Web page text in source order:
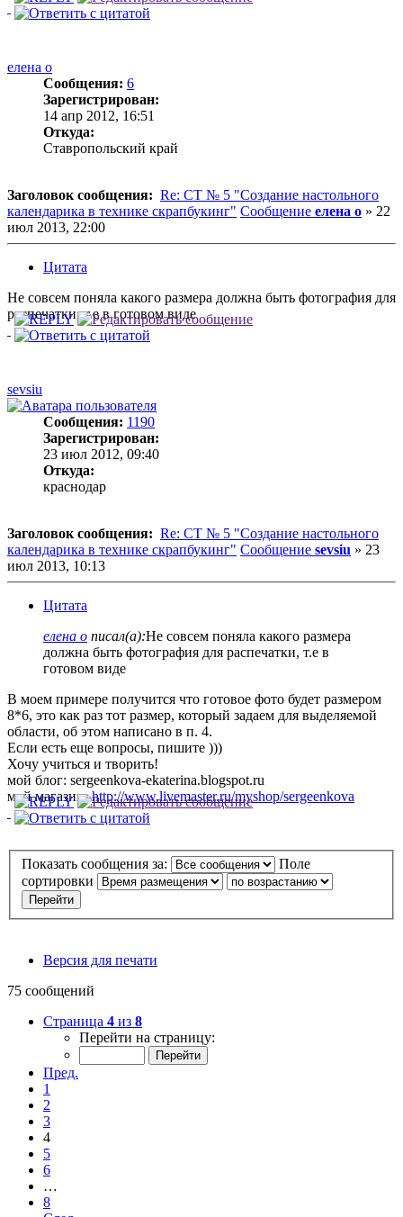
елена о
Сообщения: 6
Зарегистрирован:
14 апр 2012, 16:51
Откуда:
Ставропольский край
Заголовок сообщения: Re: СТ № 5 "Создание настольного
календарика в технике скрапбукинг" Сообщение елена о » 22
июл 2013, 22:00
Цитата
Не совсем поняла какого размера должна быть фотография для
распечатки, т.е в готовом виде
sevsiu
Сообщения: 1190
Зарегистрирован:
23 июл 2012, 09:40
Откуда:
краснодар
Заголовок сообщения: Re: СТ № 5 "Создание настольного
календарика в технике скрапбукинг" Сообщение sevsiu » 23
июл 2013, 10:13
Цитата
елена о писал(а):Не совсем поняла какого размера
должна быть фотография для распечатки, т.е в
готовом виде
В моем примере получится что готовое фото будет размером
8*6, это как раз тот размер, который задаем для выделяемой
области, об этом написано в п. 4.
Если есть еще вопросы, пишите )))
Хочу учиться и творить!
мой блог: sergeenkova-ekaterina.blogspot.ru
мой магазин:http://www.livemaster.ru/myshop/sergeenkova
Показать сообщения за:
Поле
сортировки
Версия для печати
75 сообщений
Страница 4 из 8
Перейти на страницу:
Пред.
1
2
3
4
5
6
…
8